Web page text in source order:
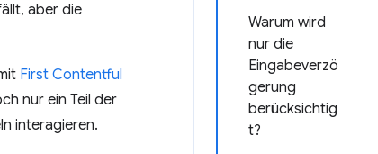
Warum wird
nur die
Eingabeverzö
gerung
berücksichtig
t?
aber die
First Contentful
nur ein Teil der
interagieren.